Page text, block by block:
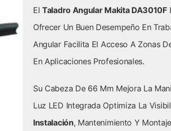
ElTaladro Angular Makita DA3010F
Ofrecer Un Buen Desempeño En
Angular Facilita El Acceso A Zonas
En Aplicaciones Profesionales.
Su Cabeza De 66 Mm Mejora La
Luz LED Integrada Optimiza La
Instalación, Mantenimiento Y